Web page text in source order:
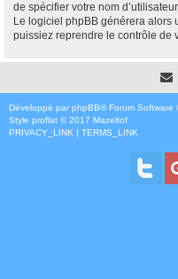
de spécifier votre nom
Le logiciel phpBB générera alors
puissiez reprendre le contrôle de
Développé par phpBB® Forum Software
Style proflat © 2017 Mazeltof
PRIVACY_LINK | TERMS_LINK